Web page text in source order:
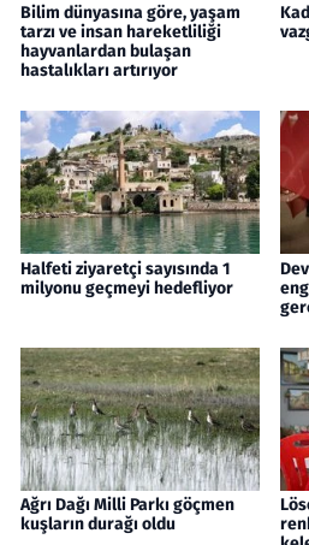
Bilim dünyasına göre, yaşam
tarzı ve insan hareketliliği
hayvanlardan bulaşan
hastalıkları artırıyor
Halfeti ziyaretçi sayısında 1
milyonu geçmeyi hedefliyor
Ağrı Dağı Milli Parkı göçmen
kuşların durağı oldu